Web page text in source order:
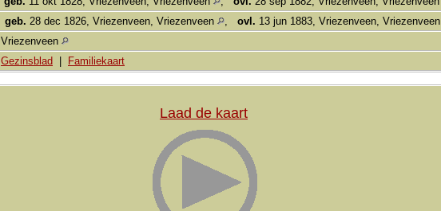
geb. 28 dec 1826, Vriezenveen, Vriezenveen , ovl. 13 jun 1883, Vriezenveen, Vriezenveen
Vriezenveen
Gezinsblad Familiekaart
Laad de kaart